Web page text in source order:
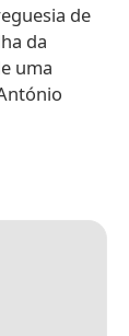
de
da
uma